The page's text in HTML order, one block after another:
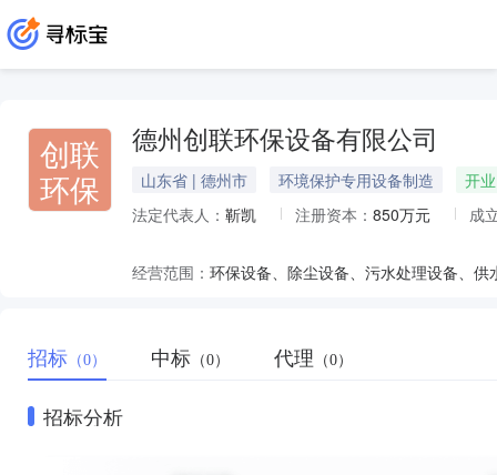
创联
环保
德州创联环保设备有限公司
山东省 | 德州市 环境保护专用设备制造
开业
法定代表人： 靳凯 注册资本： 850万元 成
经营范围：
招标 （0） 中标 （0） 代理 （0）
招标分析